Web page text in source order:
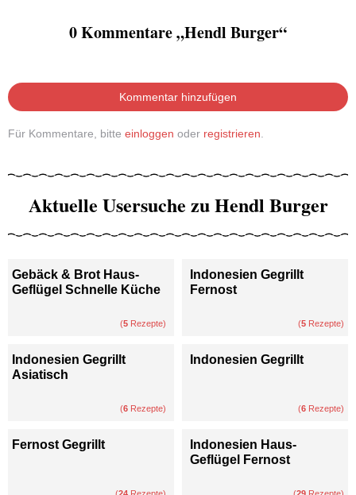
0 Kommentare „Hendl Burger“
Kommentar hinzufügen
Für Kommentare, bitte einloggen oder registrieren
Aktuelle Usersuche zu Hendl Burger
Gebäck & Brot Haus-
Geflügel Schnelle Küche
(5 Rezepte)
Indonesien Gegrillt
Fernost
(5 Rezepte)
Indonesien Gegrillt
Asiatisch
(6 Rezepte)
Indonesien Gegrillt
(6 Rezepte)
Fernost Gegrillt
Indonesien Haus-
Geflügel Fernost